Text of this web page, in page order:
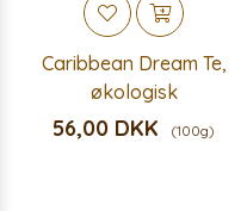
Caribbean Dream Te,
økologisk
56,00 DKK (100g)